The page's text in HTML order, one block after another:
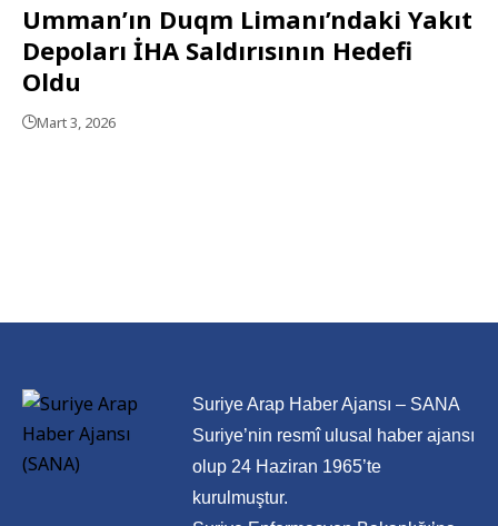
Umman’ın Duqm Limanı’ndaki Yakıt
Depoları İHA Saldırısının Hedefi
Oldu
Mart 3, 2026
Suriye Arap Haber Ajansı – SANA
Suriye’nin resmî ulusal haber ajansı
olup 24 Haziran 1965’te
kurulmuştur.